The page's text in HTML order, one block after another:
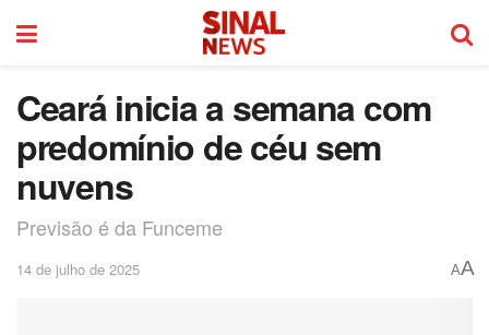
Ceará inicia a semana com
predomínio de céu sem
nuvens
Previsão é da Funceme
14 de julho de 2025 AA